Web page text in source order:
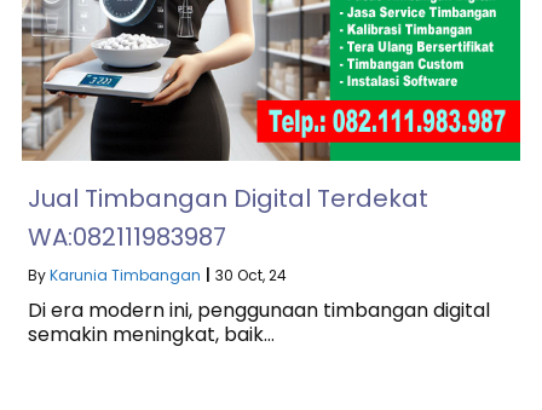
Jual Timbangan Digital Terdekat
WA:082111983987
ByKarunia Timbangan 30 Oct, 24
Di era modern ini, penggunaan timbangan digital
semakin meningkat, baik…